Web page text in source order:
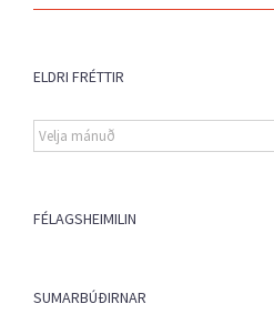
ELDRI FRÉTTIR
Eldri
fréttir
FÉLAGSHEIMILIN
SUMARBÚÐIRNAR